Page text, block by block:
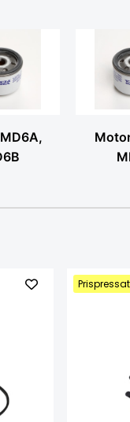
Prispressat